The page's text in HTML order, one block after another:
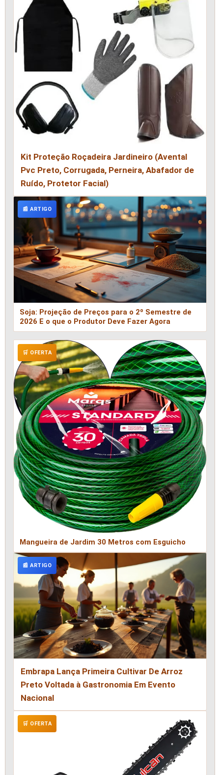
Kit Proteção Roçadeira Jardineiro (Avental
Pvc Preto, Corrugada, Perneira, Abafador de
Ruído, Protetor Facial)
📰 ARTIGO
Soja: Projeção de Preços para o 2º Semestre de
2026 E o que o Produtor Deve Fazer Agora
🛒 OFERTA
Mangueira de Jardim 30 Metros com Esguicho
📰 ARTIGO
Embrapa Lança Primeira Cultivar De Arroz
Preto Voltada à Gastronomia Em Evento
Nacional
🛒 OFERTA